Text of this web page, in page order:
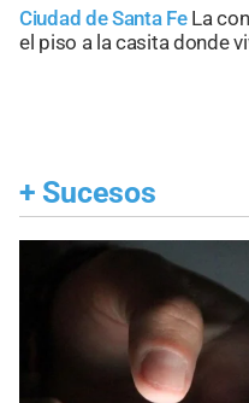
Ciudad de Santa Fe La
el piso a la casita donde
+ Sucesos